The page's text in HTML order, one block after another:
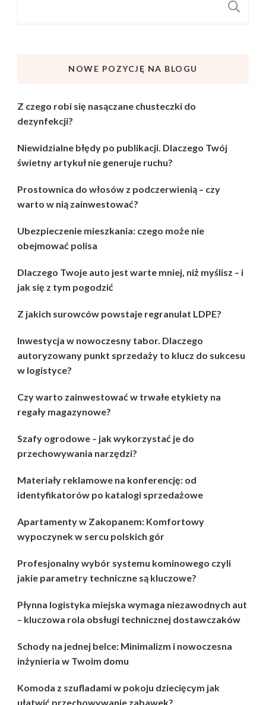
NOWE POZYCJĘ NA BLOGU
Z czego robi się nasączane chusteczki do
dezynfekcji?
Niewidzialne błędy po publikacji. Dlaczego Twój
świetny artykuł nie generuje ruchu?
Prostownica do włosów z podczerwienią – czy
warto w nią zainwestować?
Ubezpieczenie mieszkania: czego może nie
obejmować polisa
Dlaczego Twoje auto jest warte mniej, niż myślisz – i
jak się z tym pogodzić
Z jakich surowców powstaje regranulat LDPE?
Inwestycja w nowoczesny tabor. Dlaczego
autoryzowany punkt sprzedaży to klucz do sukcesu
w logistyce?
Czy warto zainwestować w trwałe etykiety na
regały magazynowe?
Szafy ogrodowe – jak wykorzystać je do
przechowywania narzędzi?
Materiały reklamowe na konferencję: od
identyfikatorów po katalogi sprzedażowe
Apartamenty w Zakopanem: Komfortowy
wypoczynek w sercu polskich gór
Profesjonalny wybór systemu kominowego czyli
jakie parametry techniczne są kluczowe?
Płynna logistyka miejska wymaga niezawodnych aut
– kluczowa rola obsługi technicznej dostawczaków
Schody na jednej belce: Minimalizm i nowoczesna
inżynieria w Twoim domu
Komoda z szufladami w pokoju dziecięcym jak
ułatwić przechowywanie zabawek?